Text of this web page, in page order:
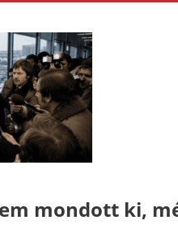
mondott ki,